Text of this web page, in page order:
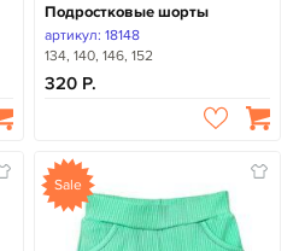
Подростковые шорты
артикул: 18148
134, 140, 146, 152
320
Sale